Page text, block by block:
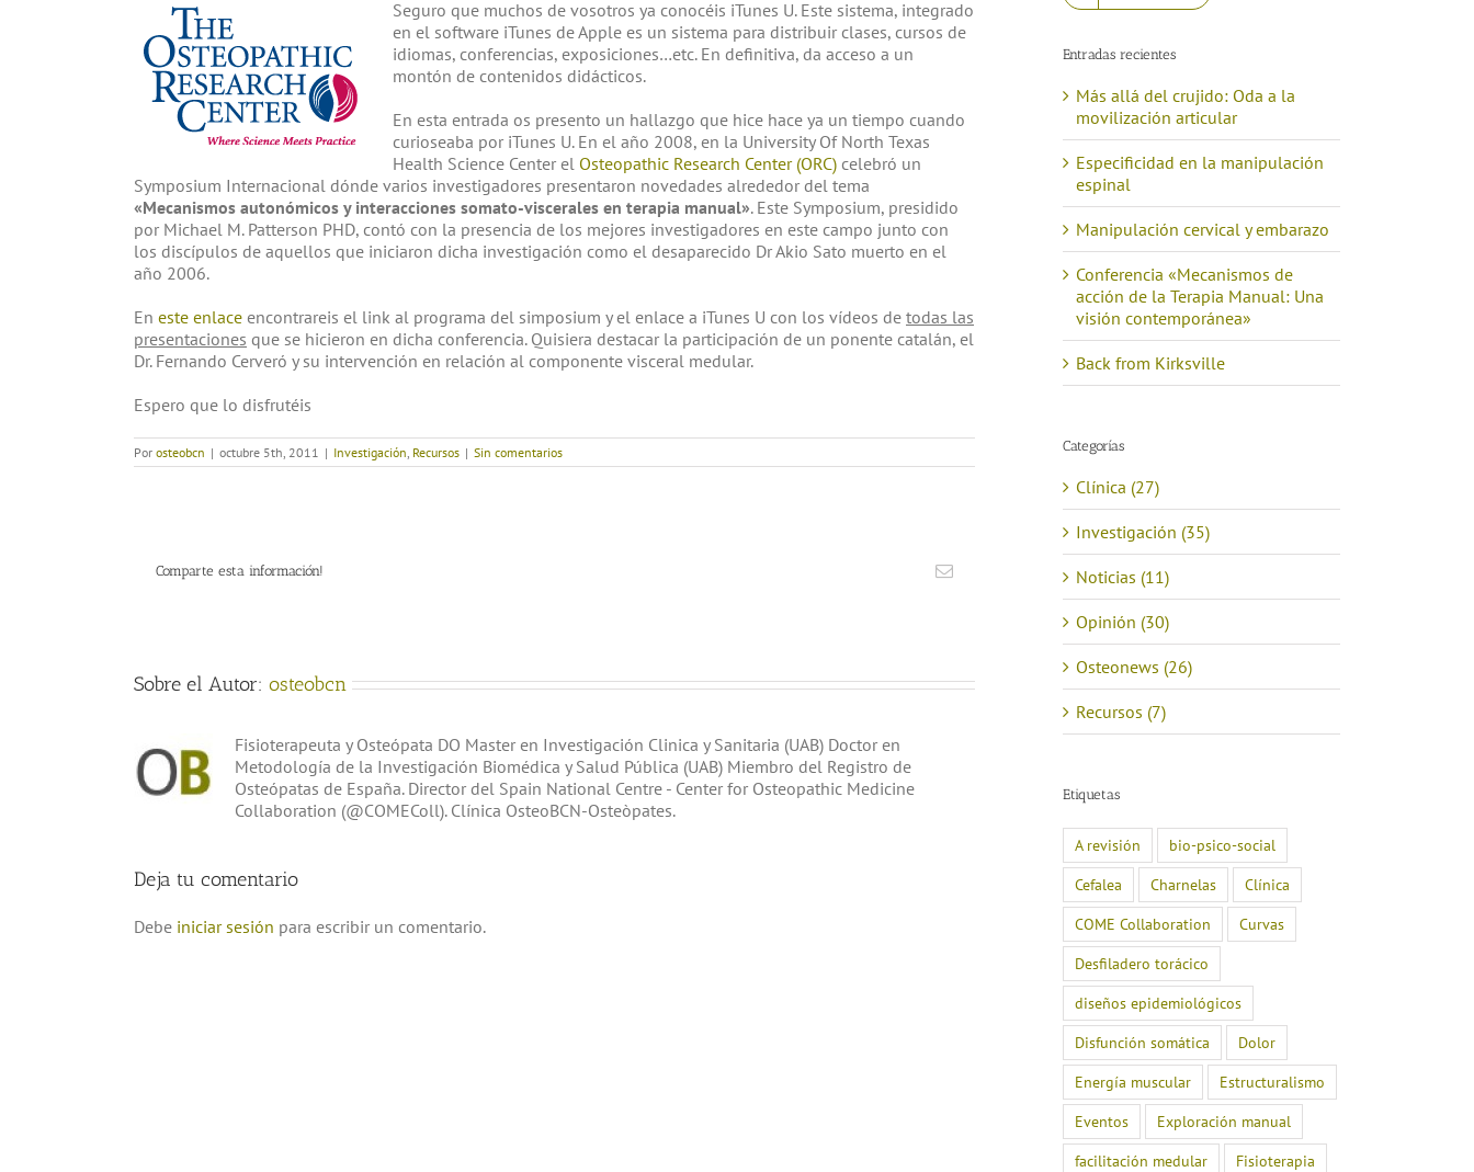
Seguro que muchos de vosotros ya conocéis iTunes U. Este sistema, integrado
en el software iTunes de Apple es un sistema para distribuir clases, cursos de
idiomas, conferencias, exposiciones…etc. En definitiva, da acceso a un
montón de contenidos didácticos.
En esta entrada os presento un hallazgo que hice hace ya un tiempo cuando
curioseaba por iTunes U. En el año 2008, en la University Of North Texas
Health Science Center el Osteopathic Research Center (ORC) celebró un
Symposium Internacional dónde varios investigadores presentaron novedades alrededor del tema
«Mecanismos autonómicos y interacciones somato-viscerales en terapia manual». Este Symposium, presidido
por Michael M. Patterson PHD, contó con la presencia de los mejores investigadores en este campo junto con
los discípulos de aquellos que iniciaron dicha investigación como el desaparecido Dr Akio Sato muerto en el
año 2006.
En este enlace encontrareis el link al programa del simposium y el enlace a iTunes U con los vídeos de todas las
presentaciones que se hicieron en dicha conferencia. Quisiera destacar la participación de un ponente catalán, el
Dr. Fernando Cerveró y su intervención en relación al componente visceral medular.
Espero que lo disfrutéis
Por osteobcn | octubre 5th, 2011 | Investigación Recursos | Sin comentarios
Comparte esta información!
Correo
Sobre el Autor: osteobcn
Fisioterapeuta y Osteópata DO Master en Investigación Clinica y Sanitaria (UAB) Doctor en
Metodología de la Investigación Biomédica y Salud Pública (UAB) Miembro del Registro de
Osteópatas de España. Director del Spain National Centre - Center for Osteopathic Medicine
Collaboration (@COMEColl). Clínica OsteoBCN-Osteòpates.
Deja tu comentario
Debe iniciar sesión para escribir un comentario.
Entradas recientes
Más allá del crujido: Oda a la
movilización articular
Especificidad en la manipulación
espinal
Manipulación cervical y embarazo
Conferencia «Mecanismos de
acción de la Terapia Manual: Una
visión contemporánea»
Back from Kirksville
Categorías
Clínica (27)
Investigación (35)
Noticias (11)
Opinión (30)
Osteonews (26)
Recursos (7)
Etiquetas
A revisión
bio-psico-social
Cefalea
Charnelas
Clínica
COME Collaboration
Curvas
Desfiladero torácico
diseños epidemiológicos
Disfunción somática
Dolor
Energía muscular
Estructuralismo
Eventos
Exploración manual
facilitación medular
Fisioterapia